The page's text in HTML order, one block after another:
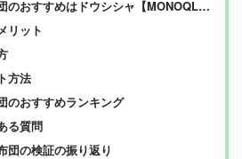
おすすめはドウシシャ【MONOQLO検証】
リット
方法
のおすすめランキング
る質問
団の検証の振り返り